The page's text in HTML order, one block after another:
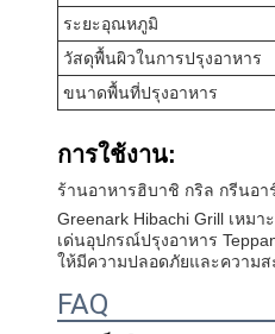
ระยะอุณหภูมิ
วัสดุพื้นผิวในการปรุงอาหาร
ขนาดพื้นที่ปรุงอาหาร
การใช้งาน:
ร้านอาหารฮิบาชิ กริล กรีนอา
Greenark Hibachi Grill เหม
เด่นอุปกรณ์ปรุงอาหาร
ให้มีความปลอดภัยและความส
FAQ